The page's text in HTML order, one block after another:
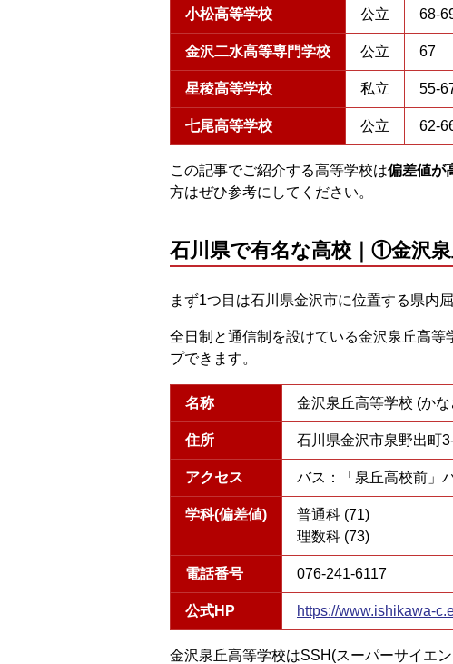
小松高等学校 公立 68-
金沢二水高等専門学校 公立 67
星稜高等学校 私立 55-
七尾高等学校 公立 62-
この記事でご紹介する高等学校は偏差値が
方はぜひ参考にしてください。
石川県で有名な高校｜①金沢
まず1つ目は石川県金沢市に位置する県内
全日制と通信制を設けている金沢泉丘高
プできます。
名称 金沢泉丘高等学校 (か
住所 石川県金沢市泉野出町
アクセス バス：「泉丘高校前」
学科(偏差値)
普通科 (71)
理数科 (73)
電話番号 076-241-6117
公式HP https://www.ishikawa-
金沢泉丘高等学校はSSH(スーパーサイエ